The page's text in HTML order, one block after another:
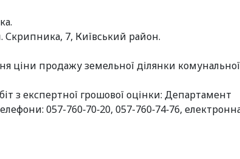
Скрипника, 7, Київський район.
ціни продажу земельної ділянки комунальної
з експертної грошової оцінки: Департамент
057-760‑70‑20, 057-760‑74‑76,